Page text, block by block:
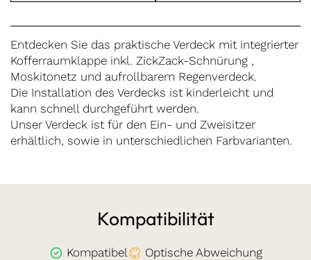
Entdecken Sie das praktische Verdeck mit integrierter
Kofferraumklappe inkl. ZickZack-Schnürung ,
Moskitonetz und aufrollbarem Regenverdeck.
Die Installation des Verdecks ist kinderleicht und
kann schnell durchgeführt werden.
Unser Verdeck ist für den Ein- und Zweisitzer
erhältlich, sowie in unterschiedlichen Farbvarianten.
Kompatibilität
Kompatibel
Optische Abweichung